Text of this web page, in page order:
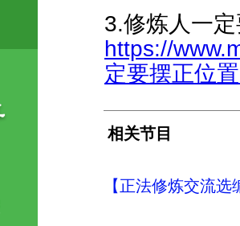
3.修炼人一
https://
定要摆正位
相关节目
【正法修炼交流